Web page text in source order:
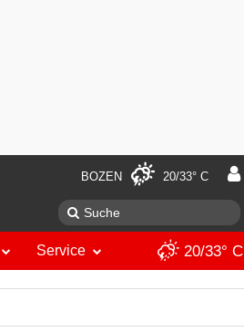
BOZEN 20/33° C
Service 20/33° C